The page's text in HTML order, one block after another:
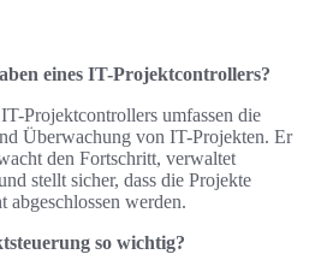
eines IT-Projektcontrollers?
Projektcontrollers umfassen die
Überwachung von IT-Projekten. Er
den Fortschritt, verwaltet
stellt sicher, dass die Projekte
abgeschlossen werden.
so wichtig?